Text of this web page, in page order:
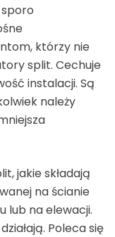
którzy nie
split. Cechuje
instalacji. Są
należy
jakie składają
na ścianie
lub na elewacji.
Poleca się